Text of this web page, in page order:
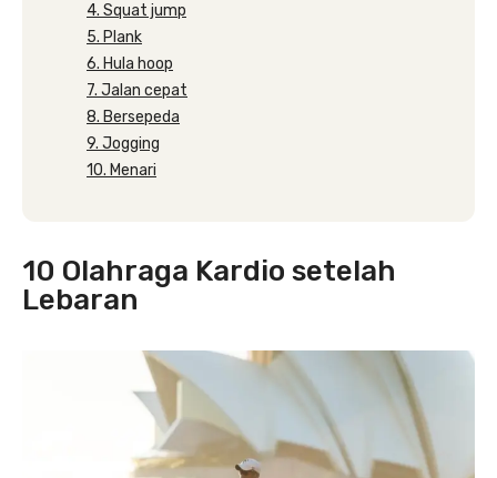
4. Squat jump
5. Plank
6. Hula hoop
7. Jalan cepat
8. Bersepeda
9. Jogging
10. Menari
10 Olahraga Kardio setelah
Lebaran